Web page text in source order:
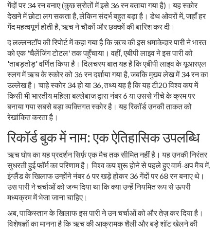
गेंदों पर 34 रन बनाए (कुछ स्रोतों में इसे 36 रन बताया गया है)। यह स्कोर
देखने में छोटा लग सकता है, लेकिन संदर्भ बहुत बड़ा है। डेथ ओवरों में, जहाँ हर
गेंद महत्वपूर्ण होती है, ऋच ने चौकों और छक्कों की बारिश कर दी।
द लल्लनटॉपकी रिपोर्ट में कहा गया है कि ऋच की इस धमाकेदार पारी ने भारत
को एक 'चैलेंजिंग टोटल' तक पहुँचाया। वहीं,एबीपी लाइवने इस पारी को
'ताबड़तोड़' वर्णित किया है। दिलचस्प बात यह है कि एबीपी लाइव के यूआरएल
स्लग में ऋच के स्कोर को 36 रन दर्शाया गया है, जबकि मुख्य लेख में 34 रन का
उल्लेख है। चाहे स्कोर 34 हो या 36, तथ्य यह है कि यह टी20 विश्व कप में
किसी भी भारतीय महिला बल्लेबाज द्वारा नंबर 6 या उससे नीचे के क्रम पर
बनाया गया सबसे बड़ा व्यक्तिगत स्कोर है। यह रिकॉर्ड उनकी ताकत को
रेखांकित करता है।
रिकॉर्ड बुक में नाम: एक ऐतिहासिक उपलब्धि
ऋच घोष का यह प्रदर्शन सिर्फ़ एक मैच तक सीमित नहीं है। यह उनकी निरंतर
सुधरती हुई फॉर्म का परिणाम है। विश्व कप शुरू होने से पहले हुए वार्म-अप मैच में,
इंग्लैंडके खिलाफ उन्होंने नंबर 6 पर खड़े होकर 36 गेंदों पर 68 रन बनाए थे।
उस पारी ने चर्चाओं को जन्म दिया था कि क्या उन्हें नियमित रूप से ऊपरी
मध्यक्रम में भेजा जाना चाहिए।
अब, पाकिस्तान के खिलाफ इस पारी ने उन चर्चाओं को और तेज़ कर दिया है।
विशेषज्ञों का मानना है कि ऋच की आक्रामक शैली और बड़े शॉट खेलने की